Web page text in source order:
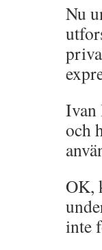
Nu
Ivan
och
OK,
inte